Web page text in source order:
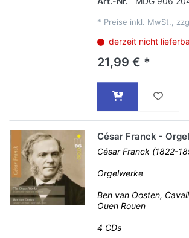
* Preise inkl. MwSt.,
derzeit nicht
21,99 € *
César Franck -
César Franck (1822-
Orgelwerke
Ben van Oosten,
Ouen Rouen
4 CDs